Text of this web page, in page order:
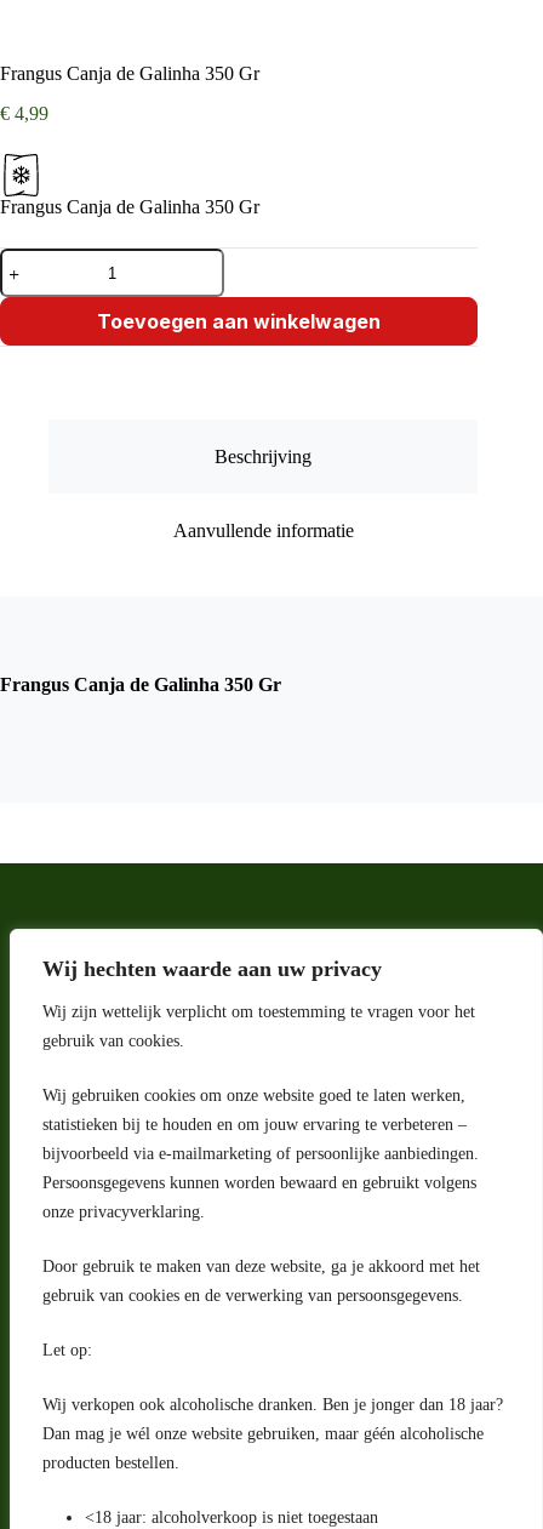
Wij hechten waarde aan uw privacy
Wij zijn wettelijk verplicht om toestemming te vragen voor het
gebruik van cookies.
Wij gebruiken cookies om onze website goed te laten werken,
statistieken bij te houden en om jouw ervaring te verbeteren –
bijvoorbeeld via e-mailmarketing of persoonlijke aanbiedingen.
Persoonsgegevens kunnen worden bewaard en gebruikt volgens
onze privacyverklaring.
Door gebruik te maken van deze website, ga je akkoord met het
gebruik van cookies en de verwerking van persoonsgegevens.
Let op:
Wij verkopen ook alcoholische dranken. Ben je jonger dan 18 jaar?
Dan mag je wél onze website gebruiken, maar géén alcoholische
producten bestellen.
<18 jaar: alcoholverkoop is niet toegestaan
Frangus Canja de Galinha 350 Gr
€ 4,99
Frangus Canja de Galinha 350 Gr
Frangus
Canja
de
350
Toevoegen aan winkelwagen
Beschrijving
Aanvullende informatie
Frangus Canja de Galinha 350 Gr
Adres
Riga 4 E
2993 LW Barendrecht
Nederland
Contact
klantenservice@portugeseproducten.nl
Facebook
Herroepingsrecht
Bij bezorging van alcoholhoudende dranken voert de bezorger